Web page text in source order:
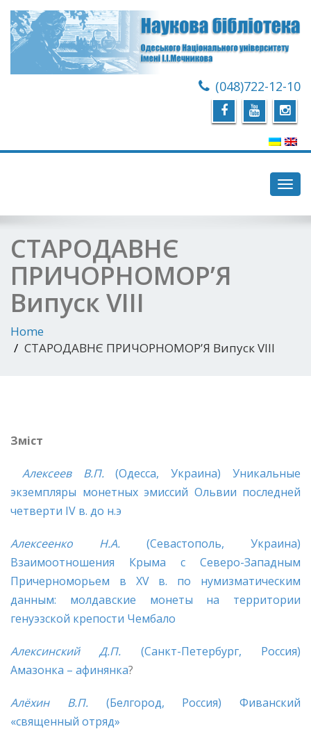
(048)722-12-10
СТАРОДАВНЄ
ПРИЧОРНОМОР’Я
Випуск VIII
Home
СТАРОДАВНЄ ПРИЧОРНОМОР’Я Випуск VIII
Зміст
Алексеев В.П.(Одесса, Украина) Уникальные
экземпляры монетных эмиссий Ольвии последней
четверти IV в. до н.э
Алексеенко Н.А. (Севастополь, Украина)
Взаимоотношения Крыма с Северо-Западным
Причерноморьем в XV в. по нумизматическим
данным: молдавские монеты на территории
генуэзской крепости Чембало
Алексинский Д.П. (Санкт-Петербург, Россия)
Амазонка – афинянка?
Алёхин В.П.(Белгород, Россия) Фиванский
«священный отряд»